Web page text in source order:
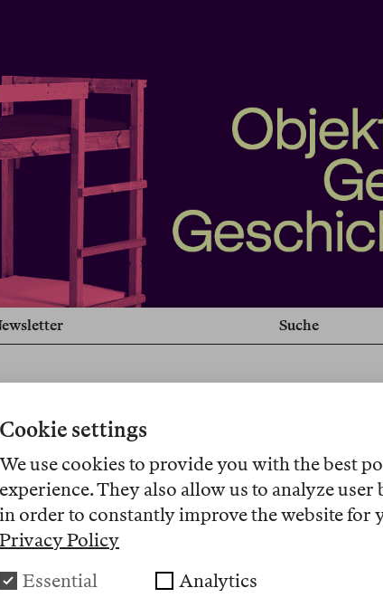
Suche
Yelizaveta Landenberger
Übersetzerin.
Cookie settings
We use cookies to provide you with the best
experience. They also allow us to analyze user
in order to constantly improve the website for
Privacy Policy
Essential
Analytics